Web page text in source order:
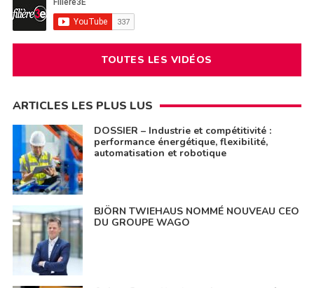
TOUTES LES VIDÉOS
ARTICLES LES PLUS LUS
DOSSIER – Industrie et compétitivité :
performance énergétique, flexibilité,
automatisation et robotique
BJÖRN TWIEHAUS NOMMÉ NOUVEAU CEO
DU GROUPE WAGO